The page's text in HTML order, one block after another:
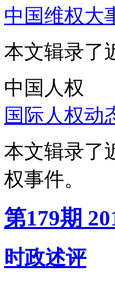
中国维权大
本文辑录了
中国人权
国际人权动
本文辑录了
权事件。
第179期
时政述评